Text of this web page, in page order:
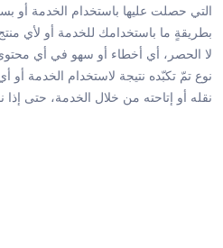
التي حصلت عليها باستخدام الخدمة
بطريقةٍ ما باستخدامك للخدمة أو لأي
لا الحصر، أي أخطاء أو سهو في أي
نوع تمّ تكبّده نتيجة لاستخدام الخدمة
نقله أو إتاحته من خلال الخدمة، حتى إذا